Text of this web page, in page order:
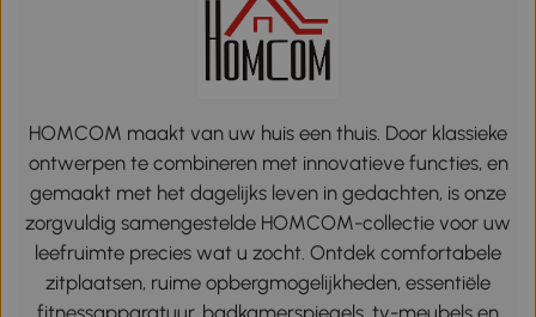
HOMCOM maakt van uw huis een thuis. Door klassieke
ontwerpen te combineren met innovatieve functies, en
gemaakt met het dagelijks leven in gedachten, is onze
zorgvuldig samengestelde HOMCOM-collectie voor uw
leefruimte precies wat u zocht. Ontdek comfortabele
zitplaatsen, ruime opbergmogelijkheden, essentiële
fitnessapparatuur, badkamerspiegels, tv-meubels en